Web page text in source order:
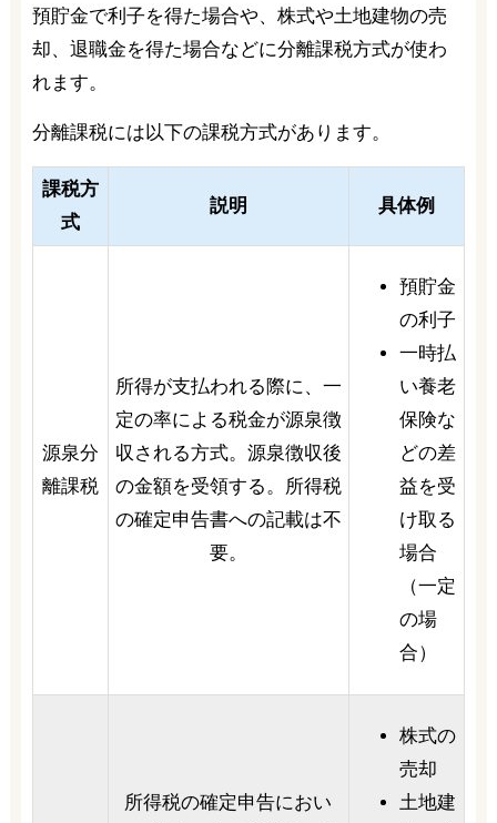
預貯金で利子を得た場合や、株式や土地建物の売
却、退職金を得た場合などに分離課税方式が使わ
れます。
分離課税には以下の課税方式があります。
課税方
式
説明 具体例
源泉分
離課税
所得が支払われる際に、一
定の率による税金が源泉徴
収される方式。源泉徴収後
の金額を受領する。所得税
の確定申告書への記載は不
要。
預貯金
の利子
一時払
い養老
保険な
どの差
益を受
け取る
場合
（一定
の場
合）
所得税の確定申告におい
株式の
売却
土地建